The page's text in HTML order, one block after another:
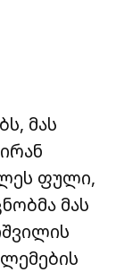
მას
ფული,
მას